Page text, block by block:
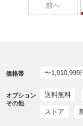
前へ
価格帯 〜1,910,999
オプション
その他
送料無料
ストア